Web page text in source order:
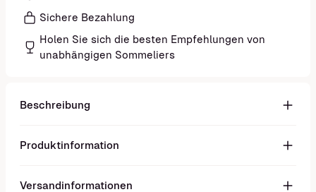
Sichere Bezahlung
Holen Sie sich die besten Empfehlungen von
unabhängigen Sommeliers
Beschreibung
Produktinformation
Versandinformationen